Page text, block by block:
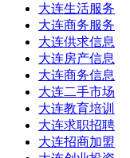
大连生活服务
大连商务服务
大连供求信息
大连房产信息
大连商务信息
大连二手市场
大连教育培训
大连求职招聘
大连招商加盟